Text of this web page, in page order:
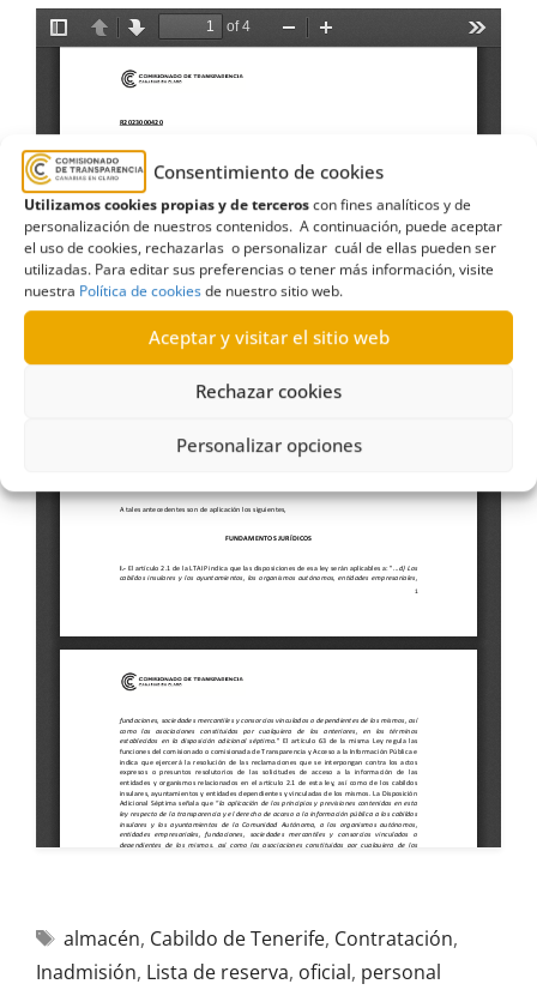
Consentimiento de cookies
Utilizamos cookies propias y de terceroscon fines analíticos y de
personalización de nuestros contenidos. A continuación, puede aceptar
el uso de cookies, rechazarlas o personalizar cuál de ellas pueden ser
utilizadas. Para editar sus preferencias o tener más información, visite
nuestra Política de cookiesde nuestro sitio web.
Aceptar y visitar el sitio web
Rechazar cookies
Personalizar opciones
almacén, Cabildo de Tenerife, Contratación,
Inadmisión, Lista de reserva, oficial, personal